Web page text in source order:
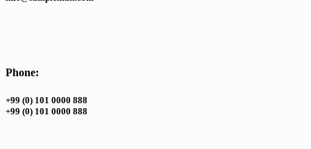
Phone:
+99 (0) 101 0000 888
+99 (0) 101 0000 888